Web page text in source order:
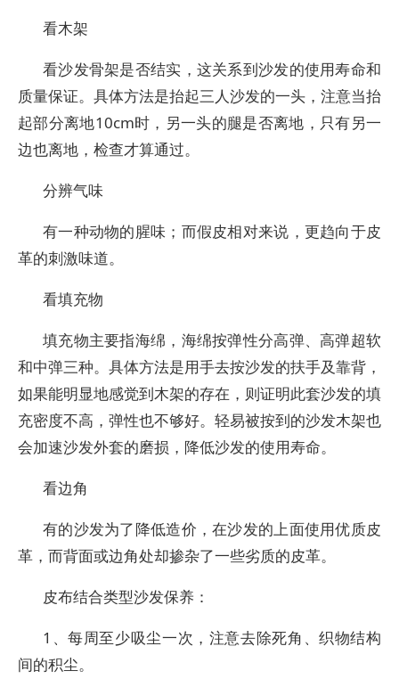
看木架
看沙发骨架是否结实，这关系到沙发的使用寿命和
质量保证。具体方法是抬起三人沙发的一头，注意当抬
起部分离地10cm时，另一头的腿是否离地，只有另一
边也离地，检查才算通过。
分辨气味
有一种动物的腥味；而假皮相对来说，更趋向于皮
革的刺激味道。
看填充物
填充物主要指海绵，海绵按弹性分高弹、高弹超软
和中弹三种。具体方法是用手去按沙发的扶手及靠背，
如果能明显地感觉到木架的存在，则证明此套沙发的填
充密度不高，弹性也不够好。轻易被按到的沙发木架也
会加速沙发外套的磨损，降低沙发的使用寿命。
看边角
有的沙发为了降低造价，在沙发的上面使用优质皮
革，而背面或边角处却掺杂了一些劣质的皮革。
皮布结合类型沙发保养：
1、每周至少吸尘一次，注意去除死角、织物结构
间的积尘。